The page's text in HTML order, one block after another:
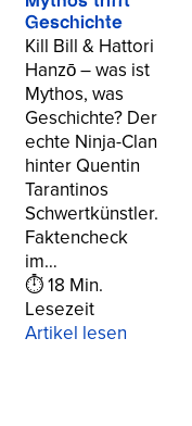
Geschichte
Kill Bill & Hattori
Hanzō – was ist
Mythos, was
Geschichte? Der
echte Ninja-Clan
hinter Quentin
Tarantinos
Schwertkünstler.
Faktencheck
im…
⏱ 18 Min.
Lesezeit
Artikel lesen